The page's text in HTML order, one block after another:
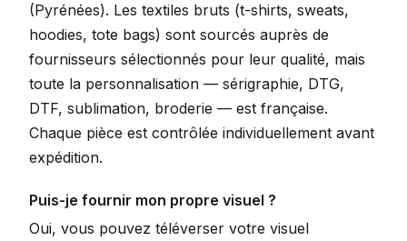
(Pyrénées). Les textiles bruts (t-shirts, sweats,
hoodies, tote bags) sont sourcés auprès de
fournisseurs sélectionnés pour leur qualité, mais
toute la personnalisation — sérigraphie, DTG,
DTF, sublimation, broderie — est française.
Chaque pièce est contrôlée individuellement avant
expédition.
Puis-je fournir mon propre visuel ?
Oui, vous pouvez téléverser votre visuel